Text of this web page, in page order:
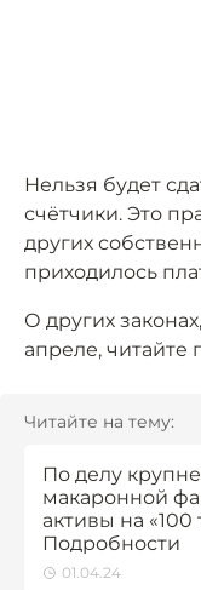
Нельзя будет
счётчики. Это
других
приходилось
О других
апреле, читайте
Читайте на тему:
По делу
макаронной
активы на
Подробности
01.04.24